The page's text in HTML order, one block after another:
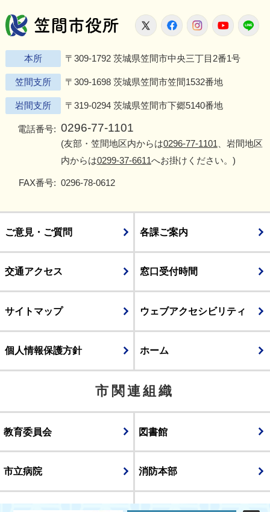
笠間市役所
X FacebookInstagram
本所 〒309-1792 茨城県笠間市中央三丁目2番1号
笠間支所 〒309-1698 茨城県笠間市笠間1532番地
岩間支所 〒319-0294 茨城県笠間市下郷5140番地
電話番号: 0296-77-1101
(友部・笠間地区内からは0296-77-1101 、岩間地区
内からは0299-37-6611へお掛けください。)
FAX番号: 0296-78-0612
ご意見・ご質問 各課ご案内
交通アクセス 窓口受付時間
サイトマップ ウェブアクセシビリティ
個人情報保護方針 ホーム
市関連組織
教育委員会 図書館
市立病院 消防本部